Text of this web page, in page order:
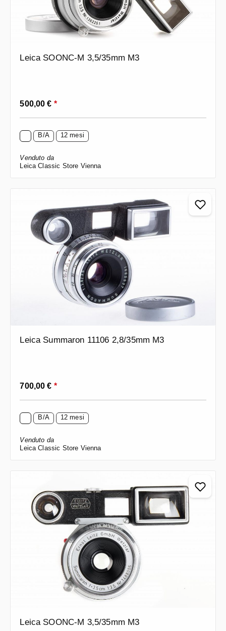
Leica SOONC-M 3,5/35mm M3
Prezzo normale:
500,00 € *
B/A 12 mesi
Venduto da
Leica Classic Store Vienna
Leica Summaron 11106 2,8/35mm M3
Prezzo normale:
700,00 € *
B/A 12 mesi
Venduto da
Leica Classic Store Vienna
Leica SOONC-M 3,5/35mm M3